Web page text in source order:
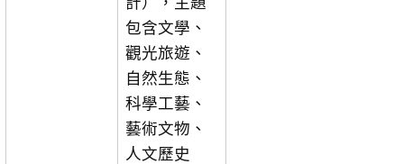
包含文學、
觀光旅遊、
自然生態、
科學工藝、
藝術文物、
人文歷史